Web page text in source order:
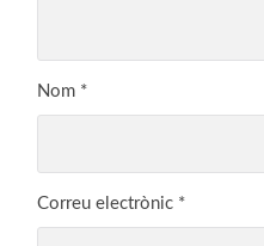
Nom *
Correu electrònic *